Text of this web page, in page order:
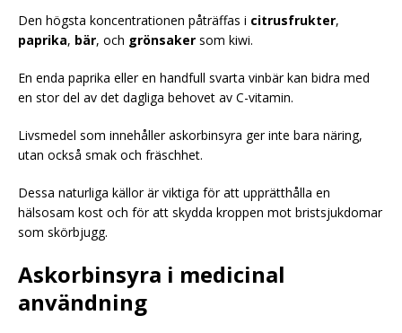
Den högsta koncentrationen påträffas i citrusfrukter,
paprika, bär, och grönsaker som kiwi.
En enda paprika eller en handfull svarta vinbär kan bidra med
en stor del av det dagliga behovet av C-vitamin.
Livsmedel som innehåller askorbinsyra ger inte bara näring,
utan också smak och fräschhet.
Dessa naturliga källor är viktiga för att upprätthålla en
hälsosam kost och för att skydda kroppen mot bristsjukdomar
som skörbjugg.
Askorbinsyra i medicinal
användning